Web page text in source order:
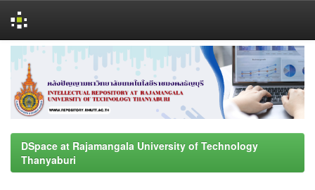
navigation
DSpace at Rajamangala University of Technology
Thanyaburi